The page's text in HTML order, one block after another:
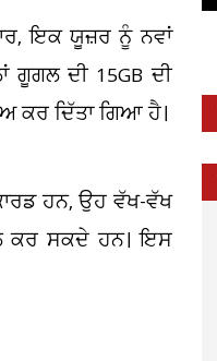
ਇਕ ਯੂਜ਼ਰ ਨੂੰ ਨਵਾਂ
ਦੀ 15GB ਦੀ
ਕਰ ਦਿੱਤਾ ਗਿਆ ਹੈ।
ਹਨ, ਉਹ ਵੱਖ-ਵੱਖ
ਕਰ ਸਕਦੇ ਹਨ। ਇਸ